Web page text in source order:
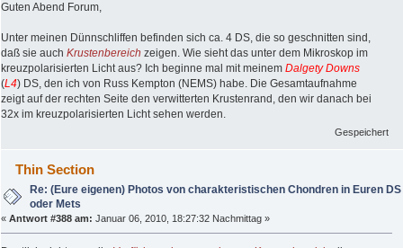
Guten Abend Forum,
Unter meinen Dünnschliffen befinden sich ca. 4 DS, die so geschnitten sind,
daß sie auch Krustenbereich zeigen. Wie sieht das unter dem Mikroskop im
kreuzpolarisierten Licht aus? Ich beginne mal mit meinem Dalgety Downs
(L4) DS, den ich von Russ Kempton (NEMS) habe. Die Gesamtaufnahme
zeigt auf der rechten Seite den verwitterten Krustenrand, den wir danach bei
32x im kreuzpolarisierten Licht sehen werden.
Gespeichert
Thin Section
Re: (Eure eigenen) Photos von charakteristischen Chondren in Euren DS
oder Mets
« Antwort #388 am: Januar 06, 2010, 18:27:32 Nachmittag »